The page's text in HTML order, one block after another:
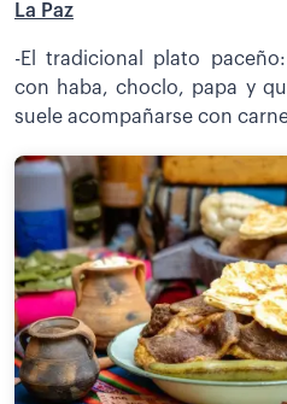
La Paz
-El tradicional plato
con haba, choclo, papa y
suele acompañarse con